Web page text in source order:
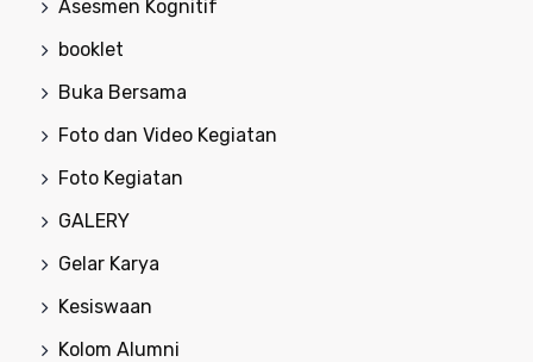
Asesmen Kognitif
booklet
Buka Bersama
Foto dan Video Kegiatan
Foto Kegiatan
GALERY
Gelar Karya
Kesiswaan
Kolom Alumni